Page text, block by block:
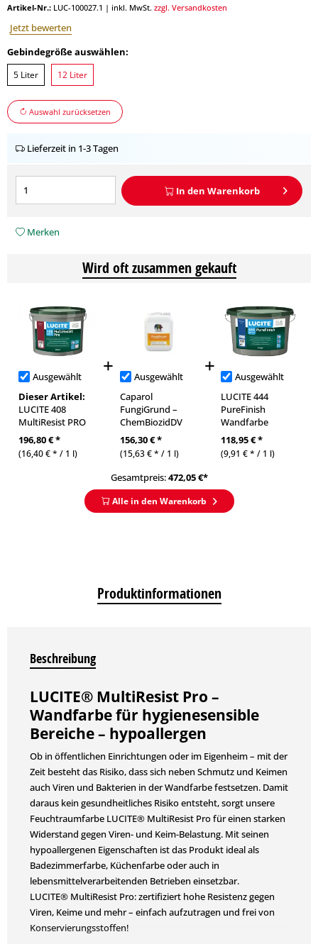
Artikel-Nr.: LUC-100027.1 | inkl. MwSt. zzgl. Versandkosten
Jetzt bewerten
Gebindegröße auswählen:
5 Liter 12 Liter
Auswahl zurücksetzen
Lieferzeit in 1-3 Tagen
In den Warenkorb
Merken
Wird oft zusammen gekauft
Ausgewählt
Dieser Artikel:
LUCITE 408
MultiResist PRO
196,80 € *
(16,40 € * / 1 l)
Ausgewählt
Caparol
FungiGrund –
ChemBiozidDV
156,30 € *
(15,63 € * / 1 l)
Ausgewählt
LUCITE 444
PureFinish
Wandfarbe
118,95 € *
(9,91 € * / 1 l)
Gesamtpreis:472,05€*
Alle in den Warenkorb
Produktinformationen
Beschreibung
LUCITE® MultiResist Pro –
Wandfarbe für hygienesensible
Bereiche – hypoallergen
Ob in öffentlichen Einrichtungen oder im Eigenheim – mit der
Zeit besteht das Risiko, dass sich neben Schmutz und Keimen
auch Viren und Bakterien in der Wandfarbe festsetzen. Damit
daraus kein gesundheitliches Risiko entsteht, sorgt unsere
Feuchtraumfarbe LUCITE® MultiResist Pro für einen starken
Widerstand gegen Viren- und Keim-Belastung. Mit seinen
hypoallergenen Eigenschaften ist das Produkt ideal als
Badezimmerfarbe, Küchenfarbe oder auch in
lebensmittelverarbeitenden Betrieben einsetzbar.
LUCITE® MultiResist Pro: zertifiziert hohe Resistenz gegen
Viren, Keime und mehr – einfach aufzutragen und frei von
Konservierungsstoffen!